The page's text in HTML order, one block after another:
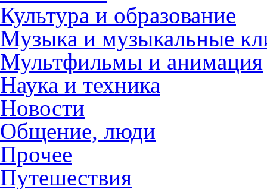
Культура и образование
Музыка и музыкальные
Мультфильмы и анимация
Наука и техника
Новости
Общение, люди
Прочее
Путешествия